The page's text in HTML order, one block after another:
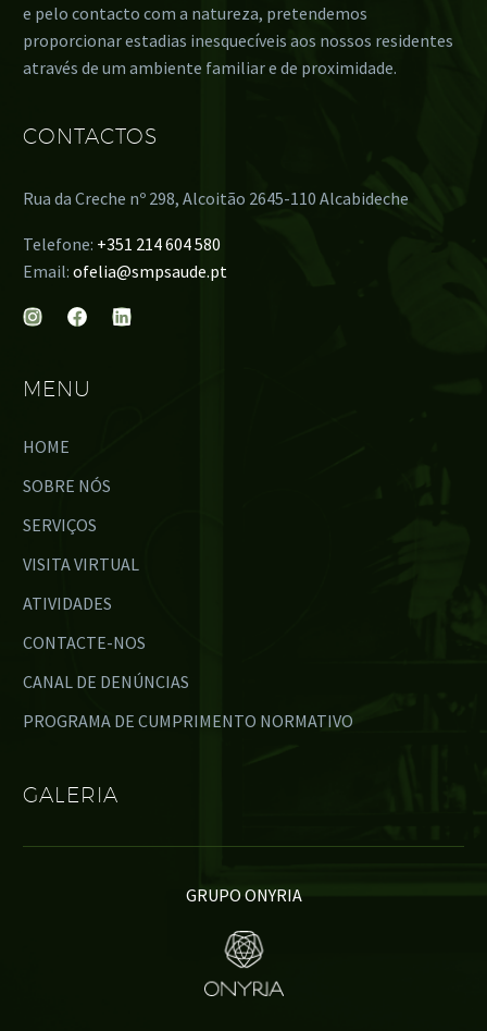
e pelo contacto com a natureza, pretendemos
proporcionar estadias inesquecíveis aos nossos residentes
através de um ambiente familiar e de proximidade.
CONTACTOS
Rua da Creche nº 298, Alcoitão 2645-110 Alcabideche
Telefone: +351 214 604 580
Email: ofelia@smpsaude.pt
MENU
HOME
SOBRE NÓS
SERVIÇOS
VISITA VIRTUAL
ATIVIDADES
CONTACTE-NOS
CANAL DE DENÚNCIAS
PROGRAMA DE CUMPRIMENTO NORMATIVO
GALERIA
GRUPO ONYRIA